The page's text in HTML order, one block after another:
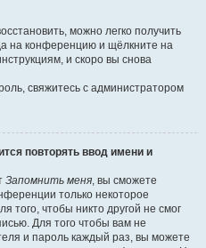
можно легко получить
на конференцию и щёлкните на
и скоро вы снова
свяжитесь с администратором
повторять ввод имени и
Запомнить меня, вы сможете
только некоторое
того, чтобы никто другой не смог
Для того чтобы вам не
и пароль каждый раз, вы можете